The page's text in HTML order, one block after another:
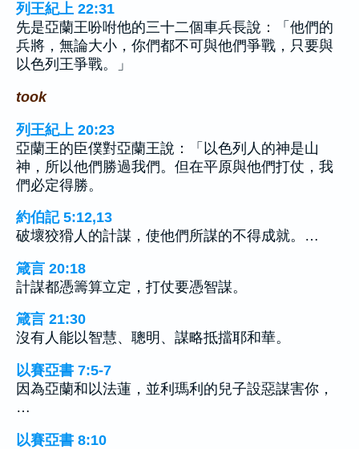
列王紀上 22:31
先是亞蘭王吩咐他的三十二個車兵長說：「他們的
兵將，無論大小，你們都不可與他們爭戰，只要與
以色列王爭戰。」
took
列王紀上 20:23
亞蘭王的臣僕對亞蘭王說：「以色列人的神是山
神，所以他們勝過我們。但在平原與他們打仗，我
們必定得勝。
約伯記 5:12,13
破壞狡猾人的計謀，使他們所謀的不得成就。…
箴言 20:18
計謀都憑籌算立定，打仗要憑智謀。
箴言 21:30
沒有人能以智慧、聰明、謀略抵擋耶和華。
以賽亞書 7:5-7
因為亞蘭和以法蓮，並利瑪利的兒子設惡謀害你，
…
以賽亞書 8:10